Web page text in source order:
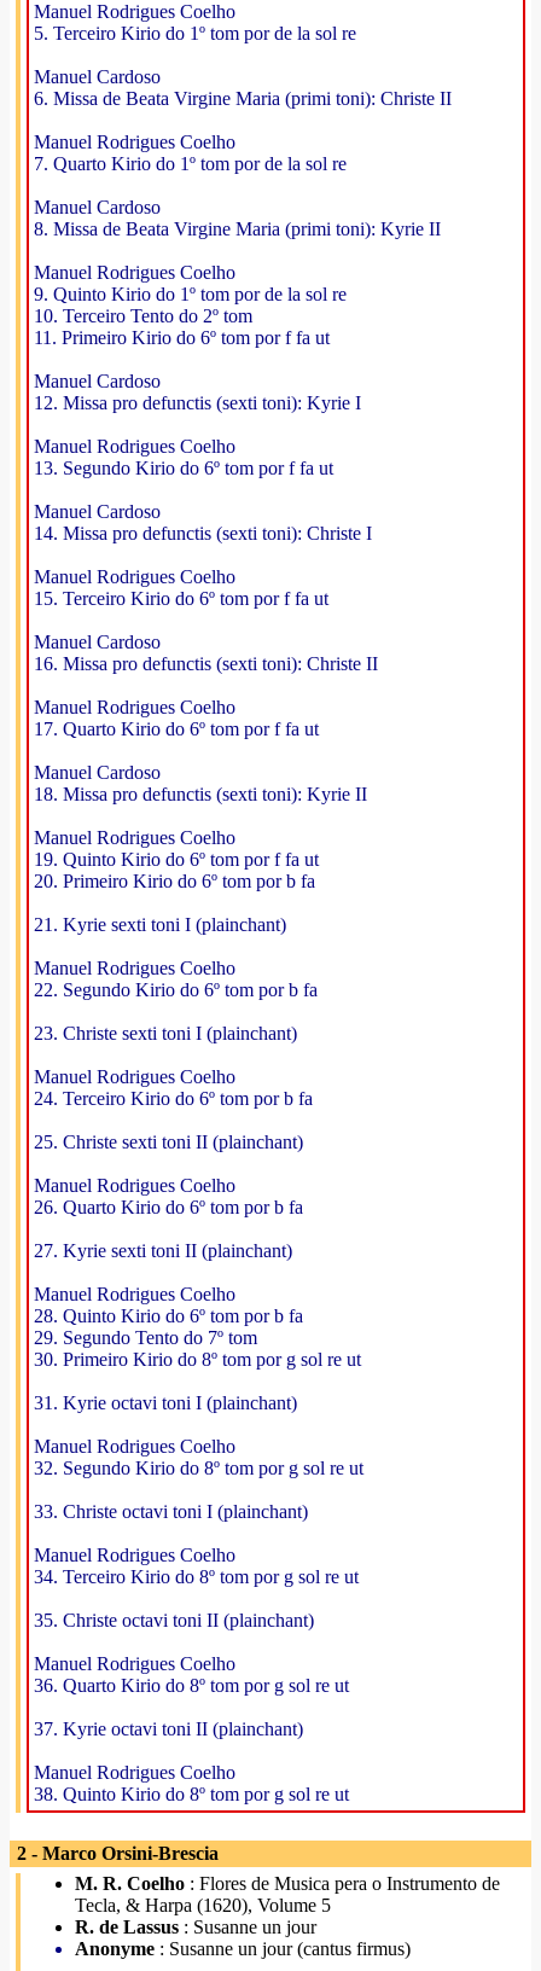
Manuel Rodrigues Coelho
5. Terceiro Kirio do 1º tom por de la sol re
Manuel Cardoso
6. Missa de Beata Virgine Maria (primi toni): Christe II
Manuel Rodrigues Coelho
7. Quarto Kirio do 1º tom por de la sol re
Manuel Cardoso
8. Missa de Beata Virgine Maria (primi toni): Kyrie II
Manuel Rodrigues Coelho
9. Quinto Kirio do 1º tom por de la sol re
10. Terceiro Tento do 2º tom
11. Primeiro Kirio do 6º tom por f fa ut
Manuel Cardoso
12. Missa pro defunctis (sexti toni): Kyrie I
Manuel Rodrigues Coelho
13. Segundo Kirio do 6º tom por f fa ut
Manuel Cardoso
14. Missa pro defunctis (sexti toni): Christe I
Manuel Rodrigues Coelho
15. Terceiro Kirio do 6º tom por f fa ut
Manuel Cardoso
16. Missa pro defunctis (sexti toni): Christe II
Manuel Rodrigues Coelho
17. Quarto Kirio do 6º tom por f fa ut
Manuel Cardoso
18. Missa pro defunctis (sexti toni): Kyrie II
Manuel Rodrigues Coelho
19. Quinto Kirio do 6º tom por f fa ut
20. Primeiro Kirio do 6º tom por b fa
21. Kyrie sexti toni I (plainchant)
Manuel Rodrigues Coelho
22. Segundo Kirio do 6º tom por b fa
23. Christe sexti toni I (plainchant)
Manuel Rodrigues Coelho
24. Terceiro Kirio do 6º tom por b fa
25. Christe sexti toni II (plainchant)
Manuel Rodrigues Coelho
26. Quarto Kirio do 6º tom por b fa
27. Kyrie sexti toni II (plainchant)
Manuel Rodrigues Coelho
28. Quinto Kirio do 6º tom por b fa
29. Segundo Tento do 7º tom
30. Primeiro Kirio do 8º tom por g sol re ut
31. Kyrie octavi toni I (plainchant)
Manuel Rodrigues Coelho
32. Segundo Kirio do 8º tom por g sol re ut
33. Christe octavi toni I (plainchant)
Manuel Rodrigues Coelho
34. Terceiro Kirio do 8º tom por g sol re ut
35. Christe octavi toni II (plainchant)
Manuel Rodrigues Coelho
36. Quarto Kirio do 8º tom por g sol re ut
37. Kyrie octavi toni II (plainchant)
Manuel Rodrigues Coelho
38. Quinto Kirio do 8º tom por g sol re ut
2 - Marco Orsini-Brescia
M. R. Coelho : Flores de Musica pera o Instrumento de
Tecla, & Harpa (1620), Volume 5
R. de Lassus : Susanne un jour
Anonyme : Susanne un jour (cantus firmus)